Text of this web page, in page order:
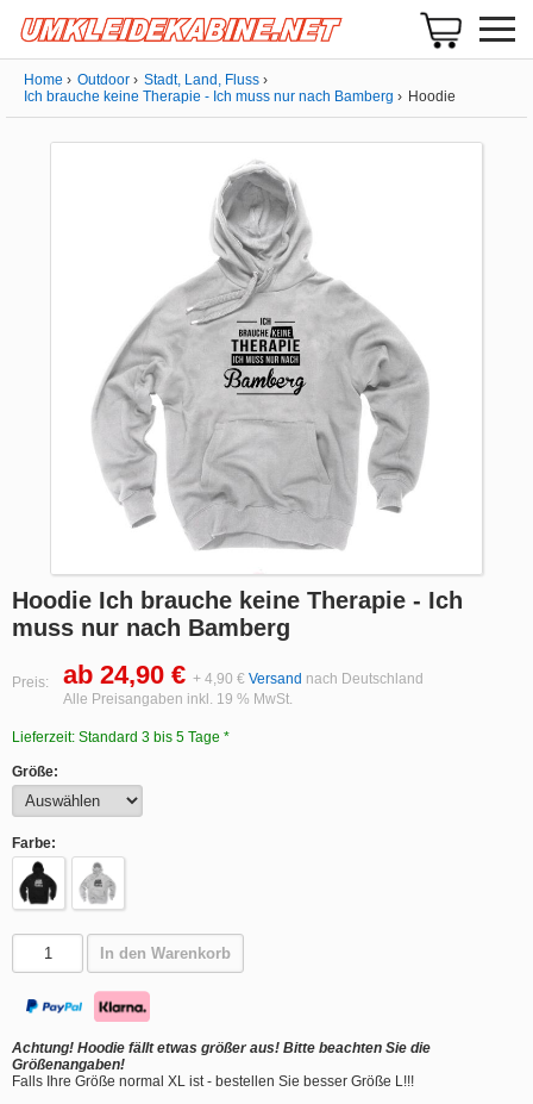
Home Outdoor
Stadt, Land, Fluss
Ich brauche keine Therapie - Ich muss nur nach Bamberg
Hoodie
Hoodie Ich brauche keine Therapie - Ich
muss nur nach Bamberg
Preis: ab 24,90 € + 4,90 € Versand nach Deutschland
Alle Preisangaben inkl. 19 % MwSt.
Lieferzeit: Standard 3 bis 5 Tage *
Größe:
Farbe:
In den Warenkorb
Achtung! Hoodie fällt etwas größer aus! Bitte beachten Sie die
Größenangaben!
Falls Ihre Größe normal XL ist - bestellen Sie besser Größe L!!!